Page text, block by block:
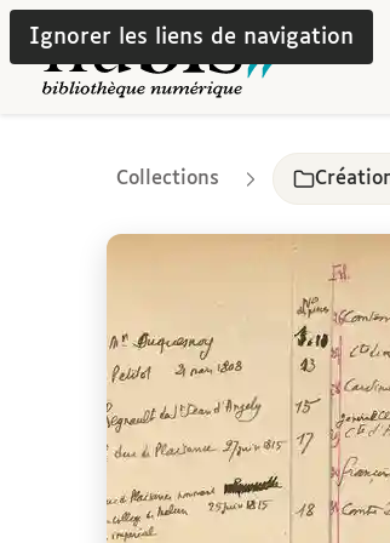
Ignorer les liens de navigation
Collections